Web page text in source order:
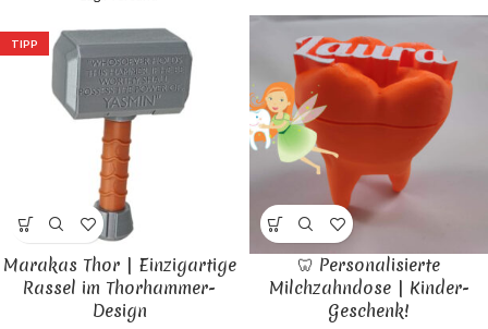
TIPP
Marakas Thor | Einzigartige
Rassel im Thorhammer-
Design
🦷 Personalisierte
Milchzahndose | Kinder-
Geschenk!